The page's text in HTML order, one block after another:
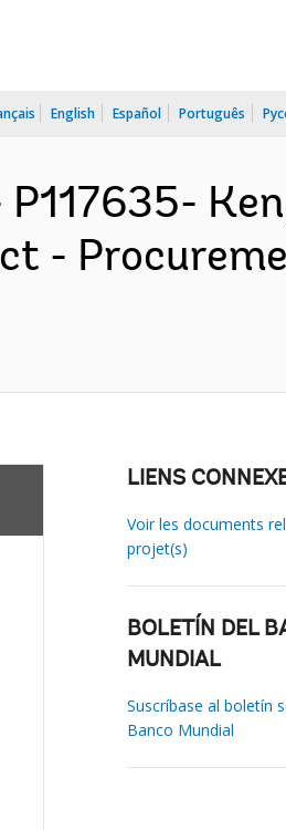
English Español Português
P117635-
-
LIENS
Voir les documents
projet(s)
BOLETÍN DEL
MUNDIAL
Suscríbase al boletín
Banco Mundial